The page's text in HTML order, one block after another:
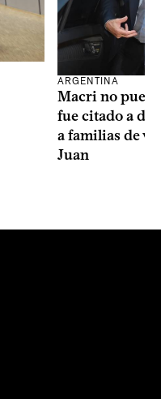
ARGENTINA
Macri no
fue citado a
a familias de
Juan